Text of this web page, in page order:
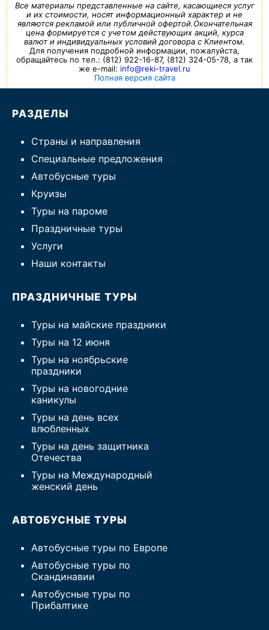
Все материалы представленные на сайте, касающиеся услуг
и их стоимости, носят информационный характер и не
являются рекламой или публичной офертой.Окончательная
цена формируется с учетом действующих акций, курса
валют и индивидуальных условий договора с Клиентом.
Для получения подробной информации, пожалуйста,
обращайтесь по тел.: (812) 922-16-87, (812) 324-05-78, а так
же e-mail: info@reki-travel.ru
Полная версия сайта
РАЗДЕЛЫ
Страны и направления
Специальные предложения
Автобусные туры
Круизы
Туры на пароме
Праздничные туры
Услуги
Наши контакты
ПРАЗДНИЧНЫЕ ТУРЫ
Туры на майские праздники
Туры на 12 июня
Туры на ноябрьские
праздники
Туры на новогодние
каникулы
Туры на день всех
влюбленных
Туры на день защитника
Отечества
Туры на Международный
женский день
АВТОБУСНЫЕ ТУРЫ
Автобусные туры по Европе
Автобусные туры по
Скандинавии
Автобусные туры по
Прибалтике